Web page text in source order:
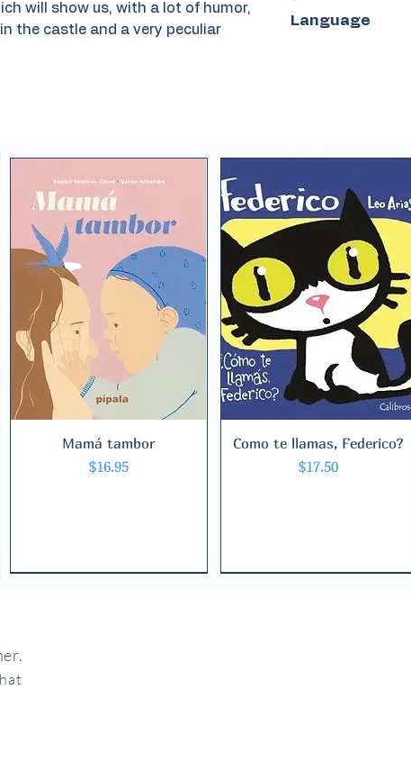
will show us, with a lot of humor,
the castle and a very peculiar
Language
Quick View
Mamá tambor
Price
$16.95
Quick View
Como te llamas, Federico?
Price
$17.50